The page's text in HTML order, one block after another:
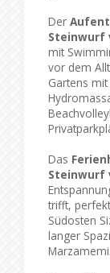
Der
Steinwurf
mit
vor dem
Gartens
Das
Steinwurf
trifft,
Südosten
langer
Marzamemi.